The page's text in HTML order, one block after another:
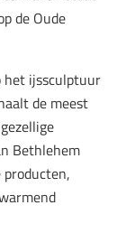
de Oude
het ijssculptuur
de meest
Bethlehem